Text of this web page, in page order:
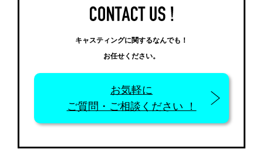
キャスティングに関するなんでも！
お任せください。
お気軽に
ご質問・ご相談ください ！